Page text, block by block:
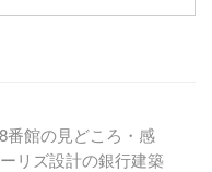
番館の見どころ・感
リズ設計の銀行建築